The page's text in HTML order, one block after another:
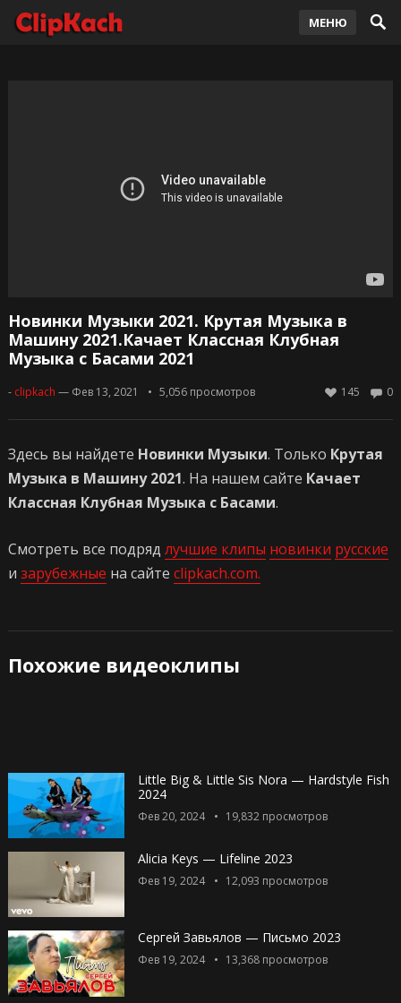
МЕНЮ
Новинки Музыки 2021. Крутая Музыка в
Машину 2021.Качает Классная Клубная
Музыка с Басами 2021
- clipkach — Фев 13, 2021 5,056просмотров 0
145
Здесь вы найдете Новинки Музыки. Только Крутая
Музыка в Машину 2021. На нашем сайте Качает
Классная Клубная Музыка с Басами.
Смотреть все подряд лучшие клипы новинки русские
и зарубежные на сайте clipkach.com.
Похожие видеоклипы
Little Big & Little Sis Nora — Hardstyle Fish
2024
Фев 20, 2024 19,832просмотров
Alicia Keys — Lifeline 2023
Фев 19, 2024 12,093 просмотров
Сергей Завьялов — Письмо 2023
Фев 19, 2024 13,368просмотров